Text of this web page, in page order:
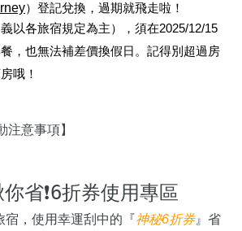
）登記兌換，過期就飛走啦！
以各旅宿規定為主），須在2025/12/15
，也無法補差價換假日。記得別超過房
哦！
注意事項】
省❗️6折券使用專區
宿，使用幸運刮中的『神秘6折券』省